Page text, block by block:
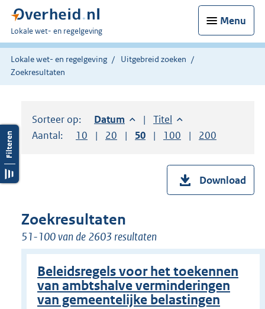
Menu
U
bent
hier:
Lokale wet- en regelgeving
Lokale wet- en regelgeving
Uitgebreid zoeken
Zoekresultaten
Sorteer op: Sorteer op:
Datum aflopendSorteer op:
Titel oplopend
Aantal:
Toon
10 resultaten per pagina
Toon
20 resultaten per pagina
Toon
50 resultaten per pagina
Toon
100 resultaten per
Toon
200
Download
Zoekresultaten
51-100 van de 2603 resultaten
Beleidsregels voor het toekennen
van ambtshalve verminderingen
van gemeentelijke belastingen